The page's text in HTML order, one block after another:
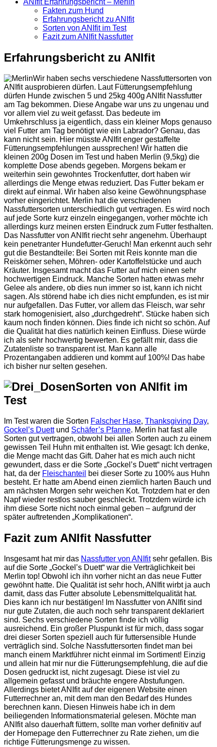
Fakten zum Hund
Erfahrungsbericht zu ANIfit
Sorten von ANIfit im Test
Fazit zum ANIfit Nassfutter
Erfahrungsbericht zu ANIfit
Wir haben sechs verschiedene Nassfuttersorten von
ANIfit ausprobieren dürfen. Laut Fütterungsempfehlung
dürfen Hunde zwischen 5 und 25kg 400g ANIfit Nassfutter
am Tag bekommen. Diese Angabe war uns zu ungenau und
vor allem viel zu weit gefasst. Das bedeute im
Umkehrschluss ja eigentlich, dass ein kleiner Mops genauso
viel Futter am Tag benötigt wie ein Labrador? Genau, das
kann nicht sein. Hier müsste ANIfit enger gestaffelte
Fütterungsempfehlungen aussprechen! Wir hatten die
kleinen 200g Dosen im Test und haben Merlin (9,5kg) die
komplette Dose abends gegeben. Morgens bekam er
weiterhin sein gewohntes Trockenfutter, dort haben wir
allerdings die Menge etwas reduziert. Das Futter bekam er
direkt auf einmal. Wir haben also keine Gewöhnungsphase
vorher eingerichtet. Merlin hat die verschiedenen
Nassfuttersorten unterschiedlich gut vertragen. Es wird noch
auf jede Sorte kurz einzeln eingegangen, vorher möchte ich
allerdings kurz meinen ersten Eindruck zum Futter festhalten.
Das Nassfutter von ANIfit riecht sehr angenehm. Überhaupt
kein penetranter Hundefutter-Geruch! Man erkennt auch sehr
gut die Bestandteile: Bei Sorten mit Reis konnte man die
Reiskörner sehen, Möhren- oder Kartoffelstücke und auch
Kräuter. Insgesamt macht das Futter auf mich einen sehr
hochwertigen Eindruck. Manche Sorten hatten etwas mehr
Gelee als andere, ob dies nun immer so ist, kann ich nicht
sagen. Als störend habe ich dies nicht empfunden, es ist mir
nur aufgefallen. Das Futter, vor allem das Fleisch, war sehr
stark homogenisiert, also „durchgedreht“. Stücke haben sich
kaum noch finden können. Dies finde ich nicht so schön. Auf
die Qualität hat dies natürlich keinen Einfluss. Diese würde
ich als sehr hochwertig bewerten. Es gefällt mir, dass die
Zutatenliste so transparent ist. Man kann alle
Prozentangaben addieren und kommt auf 100%! Das habe
ich bisher nur selten gesehen.
Sorten von ANIfit im
Test
Im Test waren die Sorten Falscher Hase, Thanksgiving Day,
Gockel’s Duettund Schäfer’s Pfanne. Merlin hat fast alle
Sorten gut vertragen, obwohl bei allen Sorten auch zu einem
gewissen Teil Huhn mit enthalten ist. Wie gesagt: Ich denke,
die Menge macht das Gift. Daher hat es mich auch nicht
gewundert, dass er die Sorte „Gockel’s Duett“ nicht vertragen
hat, da der Fleischanteil
bei dieser Sorte zu 100% aus Huhn
besteht. Er hatte am Abend einen ziemlich harten Bauch und
am nächsten Morgen sehr weichen Kot. Trotzdem hat er den
Napf wieder restlos sauber geschleckt. Trotzdem würde ich
ihm diese Sorte nicht noch einmal geben – aufgrund der
später auftretenden „Komplikationen“.
Fazit zum ANIfit Nassfutter
Insgesamt hat mir das Nassfutter von ANIfitsehr gefallen. Bis
auf die Sorte „Gockel’s Duett“ war die Verträglichkeit bei
Merlin top! Obwohl ich ihn vorher nicht an das neue Futter
gewöhnt hatte. Die Qualität ist sehr hoch, ANIfit wirbt ja auch
damit, dass das Futter absolute Lebensmittelqualität hat.
Dies kann ich nur bestätigen! Im Nassfutter von ANIfit sind
nur gute Zutaten, die auch noch sehr transparent deklariert
sind. Sechs verschiedene Sorten finde ich völlig
ausreichend. Ein großer Pluspunkt ist für mich, dass sogar
drei dieser Sorten speziell auch für futtersensible Hunde
verträglich sind. Solche Nassfuttersorten findet man bei
manch einem Marktführer nicht einmal im Sortiment! Einzig
und allein hat mir nur die Fütterungsempfehlung, die auf die
Dosen gedruckt ist, nicht zugesagt. Diese ist viel zu
allgemein gefasst und bräuchte engere Abstufungen.
Allerdings bietet ANIfit auf der eigenen Website einen
Futterrechner an, mit dem man den Bedarf des Hundes
berechnen kann. Diesen Hinweis habe ich in dem
beiliegenden Informationsmaterial gelesen. Möchte man
ANIfit also dauerhaft füttern, sollte man vorher definitiv auf
der Homepage den Futterrechner zu Rate ziehen, um die
richtige Fütterungsmenge zu wissen.